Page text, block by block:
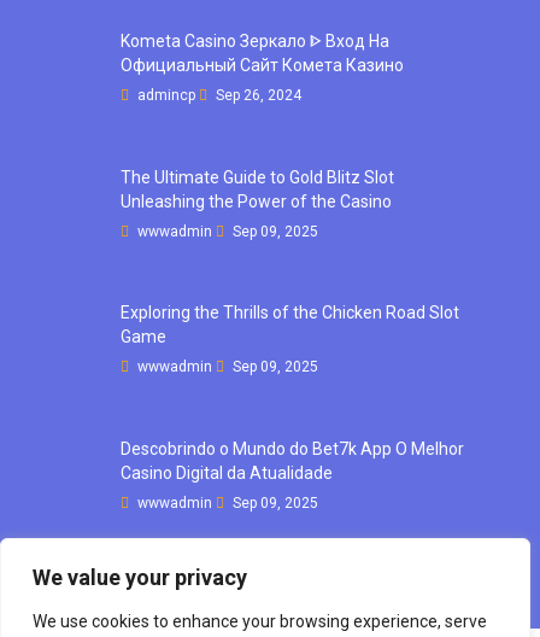
We value your privacy
We use cookies to enhance your browsing experience, serve
Kometa Casino Зеркало ᐈ Вход На
Официальный Сайт Комета Казино
admincp Sep 26, 2024
The Ultimate Guide to Gold Blitz Slot
Unleashing the Power of the Casino
wwwadmin Sep 09, 2025
Exploring the Thrills of the Chicken Road Slot
Game
wwwadmin Sep 09, 2025
Descobrindo o Mundo do Bet7k App O Melhor
Casino Digital da Atualidade
wwwadmin Sep 09, 2025